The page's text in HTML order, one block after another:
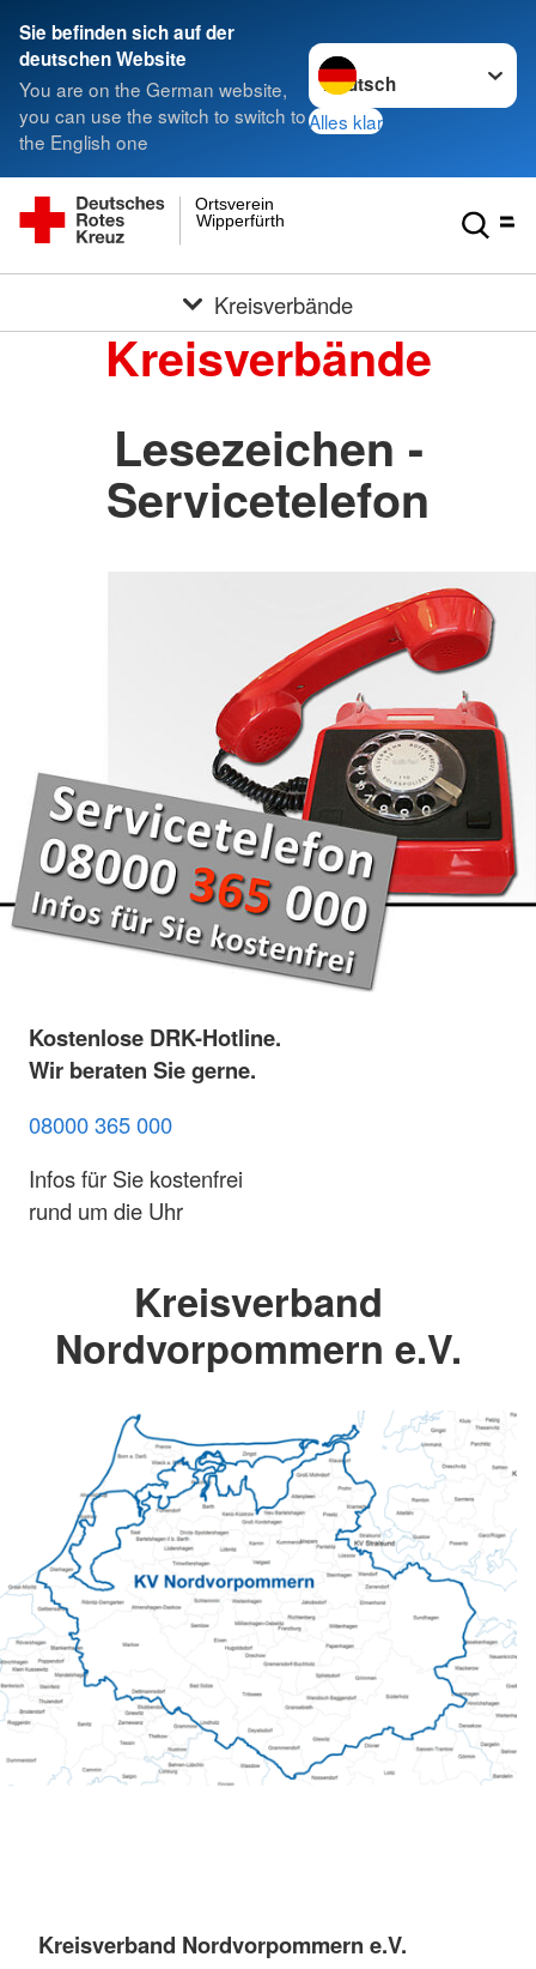
Sie befinden sich auf der
deutschen Website
You are on the German website,
you can use the switch to switch to
the English one
Sprache wechseln zu
Alles klar
Wipperfürth
Ortsverein
Kreisverbände
Kreisverbände
Lesezeichen -
Servicetelefon
Kostenlose DRK-Hotline.
Wir beraten Sie gerne.
08000 365 000
Infos für Sie kostenfrei
rund um die Uhr
Kreisverband
Nordvorpommern e.V.
Kreisverband Nordvorpommern e.V.